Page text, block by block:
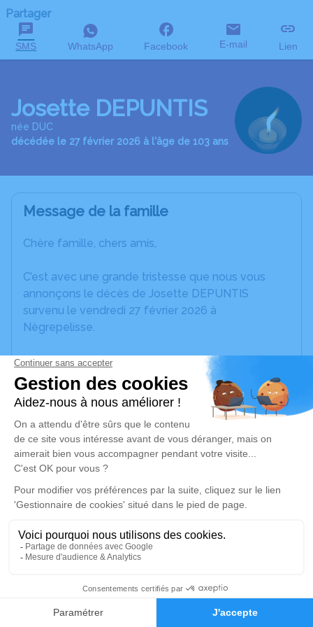
Faire-part Hommages
Partager
SMS WhatsApp Facebook E-mail Lien
Josette DEPUNTIS
née DUC
décédée le 27 février 2026 à l'âge de 103 ans
Message de la famille
Chère famille, chers amis,
C’est avec une grande tristesse que nous vous
annonçons le décès de Josette DEPUNTIS
survenu le vendredi 27 février 2026 à
Nègrepelisse.
Nous vous invitons à utiliser cet espace pour
laisser vos condoléances, partager des photos
souvenirs, une anecdote ou exprimer vos pensées
à travers des poèmes ou des textes. Cet endroit
est un lieu d'expression dédié à honorer la
mémoire de Josette DEPUNTIS.
Je rends hommage
Cérémonie religieuse
jeudi 05 mars 2026 à 10h30
Négrepelisse-Église de Nègrepelisse
Je rends hommage